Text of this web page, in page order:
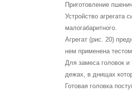
Приготовление
Устройство агрегата
малогабаритного.
Агрегат (рис. 20)
нем применена
Для замеса головок
дежах, в днищах
Готовая головка